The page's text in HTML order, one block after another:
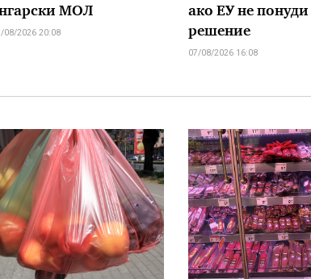
МОЛ
08/2026 20:08
ако ЕУ не понуди
решение
07/08/2026 16:08